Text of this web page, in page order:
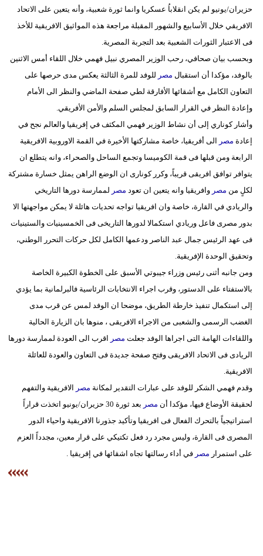
أبراج
سيارات
حزيران/يونيو لم يكن انقلاباُ عسكريا وانما ثورة شعبية، وأنه يتعين على الاتحاد
الافريقي خلال الأسابيع والشهور المقبلة مراجعة هذه المواثيق الافريقية للأخذ
فى الاعتبار الثورات الشعبية بعد التجربة المصرية.
وبحسب بيان صحافي، رحب الوزير المصري نبيل فهمي خلال اللقاء أمس الاثنين
بالوفد، مؤكدا أن استقبال مصر للوفد للمرة الثالثة يعكس مدى حرصها على
التعاون الكامل مع أشقائها الأفارقة لطي صفحة الماضي والنظر الى الأمام
وإعادة النظر في القرار السابق لمجلس السلم والأمن الأفريقي.
وأشار كوناري إلى أن نشاط الوزير فهمي المكثف في إفريقيا والعالم نجح في
إعادة مصر الى أفريقيا، خاصة مشاركتها الأخيرة في القمة الاوروبية الافريقية
الرابعة ومن قبلها فى قمة الكوميسا وتجمع الساحل والصحراء، وانه يتطلع ان
يتوافر توافق افريقى قريباً، وكرر كونارى ان الوضع الراهن يمثل خسارة مشتركة
لكلٍ من مصر وافريقيا وانه يتعين ان تعود مصر لممارسة دورها التاريخي
والريادي في القارة، خاصة وان افريقيا تواجه تحديات هائلة لا يمكن مواجهتها الا
بدور مصرى فاعل وريادي استكمالا لدورها التاريخى فى الخمسينيات والستينيات
فى عهد الرئيس جمال عبد الناصر ودعمها الكامل لكل حركات التحرر الوطني،
وتحقيق الوحدة الإفريقية.
ومن جانبه أثنى رئيس وزراء جيبوتي الأسبق على الخطوة الكبيرة الخاصة
بالاستفتاء على الدستور، وقرب اجراء الانتخابات الرئاسية فالبرلمانية بما يؤدي
إلى استكمال تنفيذ خارطة الطريق، موضحا ان الوفد لمس عن قرب مدى
الغضب الرسمى والشعبى من الاجراء الافريقى ، منوها بان الزيارة الحالية
واللقاءات الهامة التى اجراها الوفد جعلت مصر اقرب الى العودة لممارسة دورها
الريادى فى الاتحاد الافريقى وفتح صفحة جديدة فى التعاون والعودة للعائلة
الافريقية.
وقدم فهمي الشكر للوفد على عبارات التقدير لمكانة مصر الافريقية والتفهم
لحقيقة الأوضاع فيها، مؤكدا أن مصر
بعد ثورة 30 حزيران/يونيو اتخذت قراراً
استراتيجياً بالتحرك الفعال فى افريقيا وتأكيد جذورنا الافريقية واحياء الدور
المصرى فى القارة، وليس مجرد رد فعل تكتيكي على قرار معين، مجدداً العزم
على استمرار مصر في أداء رسالتها تجاه اشقائها في إفريقيا .